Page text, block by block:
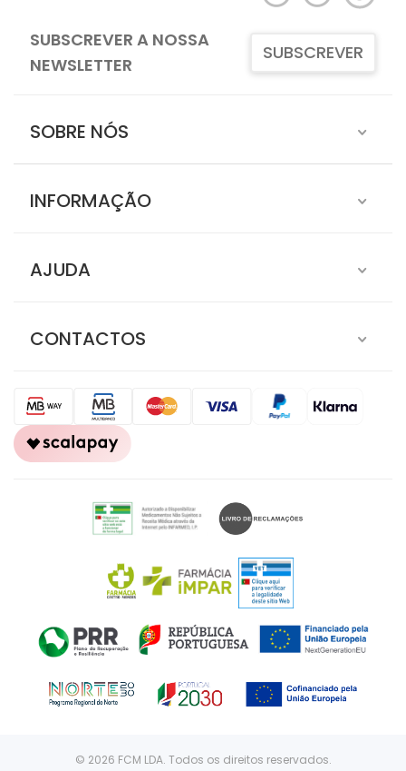
SUBSCREVER A NOSSA
NEWSLETTER
SUBSCREVER
SOBRE NÓS
INFORMAÇÃO
AJUDA
CONTACTOS
© 2026 FCM LDA. Todos os direitos reservados.